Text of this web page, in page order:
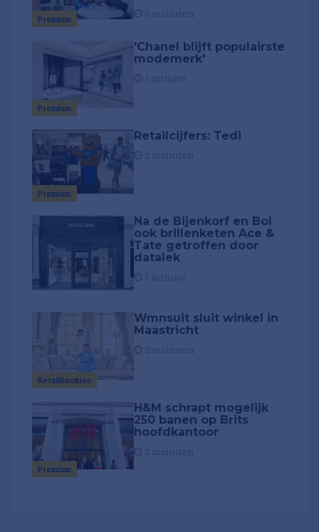
Premium
Premium
'Chanel blijft populairste
modemerk'
Premium
Retailcijfers: Tedi
Na de Bijenkorf en Bol
ook brillenketen Ace &
Tate getroffen door
datalek
RetailRookies
Wmnsuit sluit winkel in
Maastricht
Premium
H&M schrapt mogelijk
250 banen op Brits
hoofdkantoor